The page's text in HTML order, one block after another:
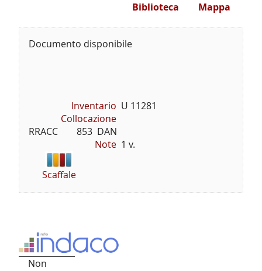
Mappa
Biblioteca
Documento disponibile
Inventario U 11281
Collocazione
RRACC        853  DAN
Note 1 v.
Scaffale
Non